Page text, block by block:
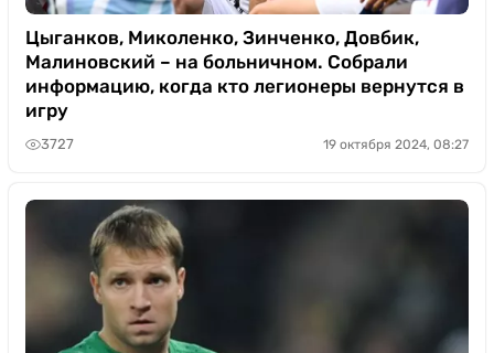
Цыганков, Миколенко, Зинченко, Довбик,
Малиновский – на больничном. Собрали
информацию, когда кто легионеры вернутся в
игру
3727 19 октября 2024, 08:27